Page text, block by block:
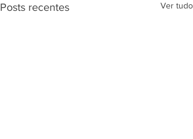
Posts recentes Ver tudo